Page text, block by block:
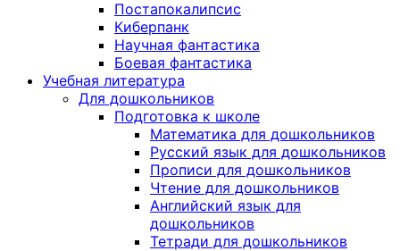
Постапокалипсис
Киберпанк
Научная фантастика
Боевая фантастика
Учебная литература
Для дошкольников
Подготовка к школе
Математика для дошкольников
Русский язык для дошкольников
Прописи для дошкольников
Чтение для дошкольников
Английский язык для
дошкольников
Тетради для дошкольников